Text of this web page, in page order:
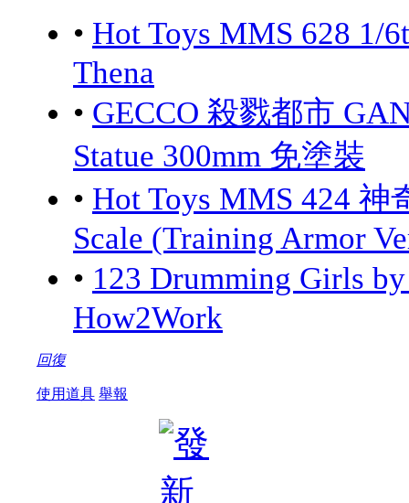
• Hot Toys MMS 628 1/
Thena
• GECCO 殺戮都市
Statue 300mm 免塗裝
• Hot Toys MMS 424 神
Scale (Training Armor
• 123 Drumming Girls
How2Work
回復
使用道具 舉報